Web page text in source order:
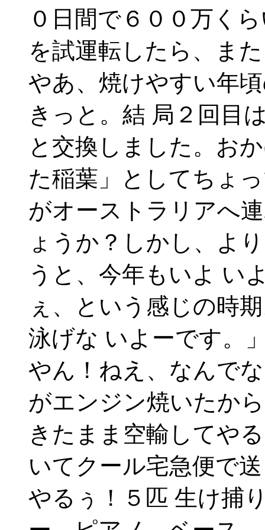
０日間で６００万く
を試運転したら、ま
やあ、焼けやすい年
きっと。結 局２回目
と交換しました。お
た稲葉」としてちょ
がオーストラリアへ
ょうか？しかし、よ
うと、今年もいよ い
ぇ、という感じの時
泳げな いよーです。
やん！ねえ、なんで
がエンジン焼いたか
きたまま空輸してや
いてクール宅急便で
やるぅ！５匹 生け捕